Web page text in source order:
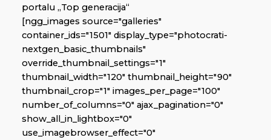
portalu „Top generacija“
[ngg_images source="galleries"
container_ids="1501" display_type="photocrati-
nextgen_basic_thumbnails"
override_thumbnail_settings="1"
thumbnail_width="120" thumbnail_height="90"
thumbnail_crop="1" images_per_page="100"
number_of_columns="0" ajax_pagination="0"
show_all_in_lightbox="0"
use_imagebrowser_effect="0"